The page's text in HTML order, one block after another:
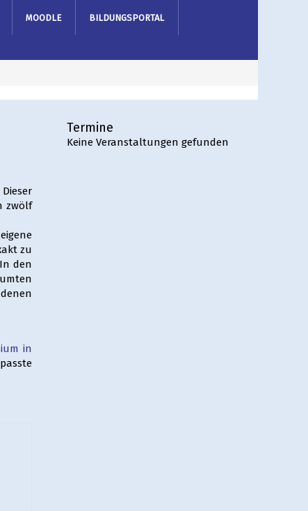
MOODLE BILDUNGSPORTAL
zwölf
zu
den
in
Termine
Keine Veranstaltungen gefunden